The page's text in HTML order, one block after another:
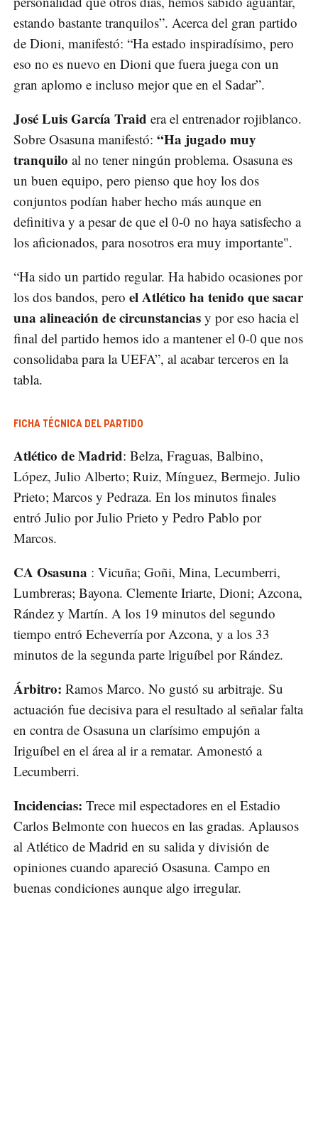
estando bastante tranquilos”. Acerca del gran partido
de Dioni, manifestó: “Ha estado inspiradísimo, pero
eso no es nuevo en Dioni que fuera juega con un
gran aplomo e incluso mejor que en el Sadar”.
José Luis García Traid era el entrenador rojiblanco.
Sobre Osasuna manifestó: “Ha jugado muy
tranquilo al no tener ningún problema. Osasuna es
un buen equipo, pero pienso que hoy los dos
conjuntos podían haber hecho más aunque en
definitiva y a pesar de que el 0-0 no haya satisfecho a
los aficionados, para nosotros era muy importante".
“Ha sido un partido regular. Ha habido ocasiones por
los dos bandos, pero el Atlético ha tenido que sacar
una alineación de circunstancias y por eso hacia el
final del partido hemos ido a mantener el 0-0 que nos
consolidaba para la UEFA”, al acabar terceros en la
tabla.
FICHA TÉCNICA DEL PARTIDO
Atlético de Madrid: Belza, Fraguas, Balbino,
López, Julio Alberto; Ruiz, Mínguez, Bermejo. Julio
Prieto; Marcos y Pedraza. En los minutos finales
entró Julio por Julio Prieto y Pedro Pablo por
Marcos.
CA Osasuna : Vicuña; Goñi, Mina, Lecumberri,
Lumbreras; Bayona. Clemente Iriarte, Dioni; Azcona,
Rández y Martín. A los 19 minutos del segundo
tiempo entró Echeverría por Azcona, y a los 33
minutos de la segunda parte lriguíbel por Rández.
Árbitro: Ramos Marco. No gustó su arbitraje. Su
actuación fue decisiva para el resultado al señalar falta
en contra de Osasuna un clarísimo empujón a
Iriguíbel en el área al ir a rematar. Amonestó a
Lecumberri.
Incidencias: Trece mil espectadores en el Estadio
Carlos Belmonte con huecos en las gradas. Aplausos
al Atlético de Madrid en su salida y división de
opiniones cuando apareció Osasuna. Campo en
buenas condiciones aunque algo irregular.